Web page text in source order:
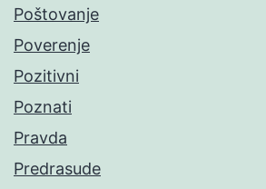
Poštovanje
Poverenje
Pozitivni
Poznati
Pravda
Predrasude